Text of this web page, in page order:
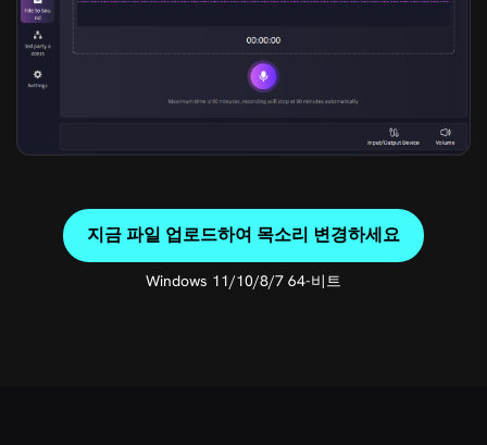
지금 파일 업로드하여 목소리 변경하세요
Windows 11/10/8/7 64-비트